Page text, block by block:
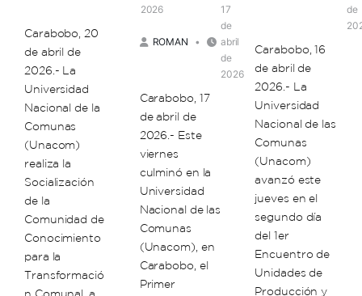
2026
Carabobo, 20
de abril de
2026.- La
Universidad
Nacional de la
Comunas
(Unacom)
realiza la
Socialización
de la
Comunidad de
Conocimiento
para la
Transformació
n Comunal, a
ROMAN
17
de
abril
de
2026
Carabobo, 17
de abril de
2026.- Este
viernes
culminó en la
Universidad
Nacional de las
Comunas
(Unacom), en
Carabobo, el
Primer
de
Carabobo, 16
de abril de
2026.- La
Universidad
Nacional de las
Comunas
(Unacom)
avanzó este
jueves en el
segundo día
del 1er
Encuentro de
Unidades de
Producción y